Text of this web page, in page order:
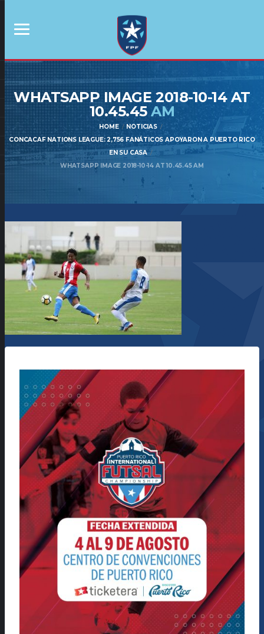
WHATSAPP IMAGE 2018-10-14 AT
10.45.45AM
HOME
NOTICIAS
CONCACAF NATIONS LEAGUE: 2,756 FANÁTICOS APOYARON A PUERTO RICO
EN SU CASA
WHATSAPP IMAGE 2018-10-14 AT 10.45.45 AM